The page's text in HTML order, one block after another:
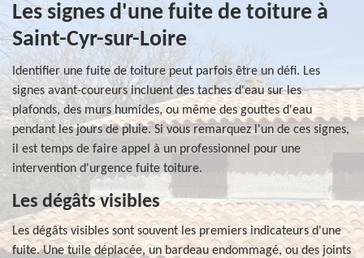
Les signes d'une fuite de toiture à
Saint-Cyr-sur-Loire
Identifier une fuite de toiture peut parfois être un défi. Les
signes avant-coureurs incluent des taches d'eau sur les
plafonds, des murs humides, ou même des gouttes d'eau
pendant les jours de pluie. Si vous remarquez l'un de ces signes,
il est temps de faire appel à un professionnel pour une
intervention d'urgence fuite toiture.
Les dégâts visibles
Les dégâts visibles sont souvent les premiers indicateurs d'une
fuite. Une tuile déplacée, un bardeau endommagé, ou des joints